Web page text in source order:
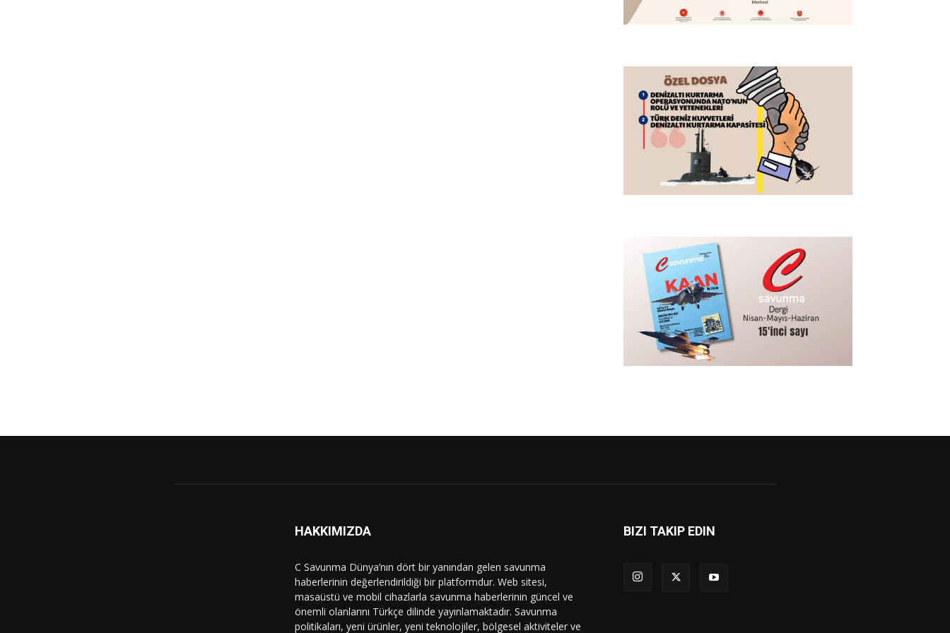
HAKKIMIZDA
C Savunma Dünya’nın dört bir yanından gelen savunma
haberlerinin değerlendirildiği bir platformdur. Web sitesi,
masaüstü ve mobil cihazlarla savunma haberlerinin güncel ve
önemli olanlarını Türkçe dilinde yayınlamaktadır. Savunma
politikaları, yeni ürünler, yeni teknolojiler, bölgesel aktiviteler ve
BIZI TAKIP EDIN